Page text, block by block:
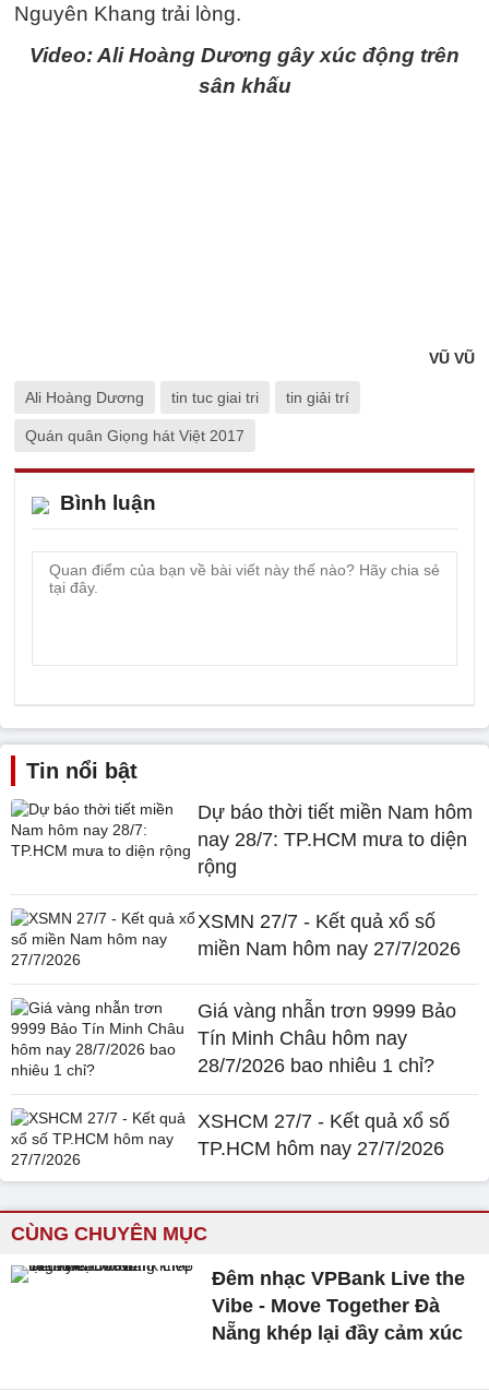
Nguyên Khang trải lòng.
Video: Ali Hoàng Dương gây xúc động trên
sân khấu
VŨ VŨ
Ali Hoàng Dương tin tuc giai tri tin giải trí
Quán quân Giọng hát Việt 2017
Bình luận
Tin nổi bật
Dự báo thời tiết miền Nam hôm
nay 28/7: TP.HCM mưa to diện
rộng
XSMN 27/7 - Kết quả xổ số
miền Nam hôm nay 27/7/2026
Giá vàng nhẫn trơn 9999 Bảo
Tín Minh Châu hôm nay
28/7/2026 bao nhiêu 1 chỉ?
XSHCM 27/7 - Kết quả xổ số
TP.HCM hôm nay 27/7/2026
CÙNG CHUYÊN MỤC
Đêm nhạc VPBank Live the
Vibe - Move Together Đà
Nẵng khép lại đầy cảm xúc